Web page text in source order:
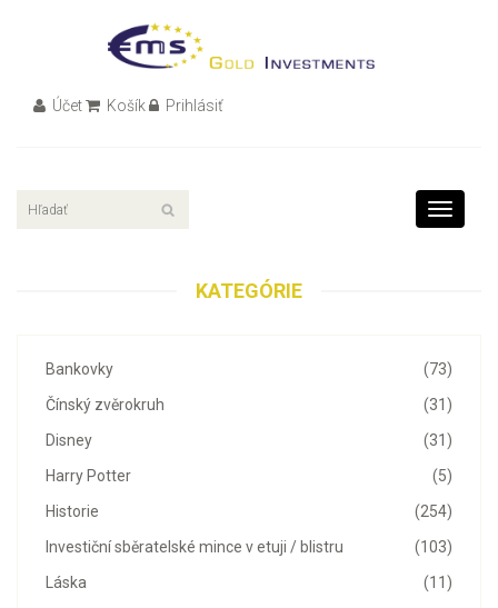
Účet Košík Prihlásiť
Toggle
KATEGÓRIE
(73)
Bankovky
(31)
Čínský zvěrokruh
(31)
Disney
(5)
Harry Potter
(254)
Historie
(103)
Investiční sběratelské mince v etuji / blistru
(11)
Láska